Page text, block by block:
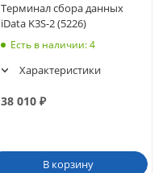
Терминал сбора данных
iData K3S-2 (5226)
Есть в наличии: 4
Характеристики
38 010₽
В корзину